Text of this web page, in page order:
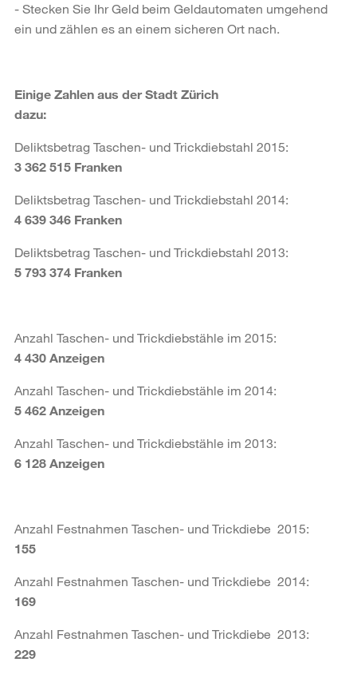
- Stecken Sie Ihr Geld beim Geldautomaten umgehend
ein und zählen es an einem sicheren Ort nach.
Einige Zahlen aus der Stadt Zürich
dazu:
Deliktsbetrag Taschen- und Trickdiebstahl 2015:
3 362 515 Franken
Deliktsbetrag Taschen- und Trickdiebstahl 2014:
4 639 346 Franken
Deliktsbetrag Taschen- und Trickdiebstahl 2013:
5 793 374 Franken
Anzahl Taschen- und Trickdiebstähle im 2015:
4 430 Anzeigen
Anzahl Taschen- und Trickdiebstähle im 2014:
5 462 Anzeigen
Anzahl Taschen- und Trickdiebstähle im 2013:
6 128 Anzeigen
Anzahl Festnahmen Taschen- und Trickdiebe 2015:
155
Anzahl Festnahmen Taschen- und Trickdiebe 2014:
169
Anzahl Festnahmen Taschen- und Trickdiebe 2013:
229